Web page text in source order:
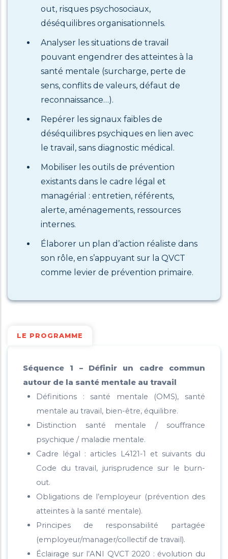
out, risques psychosociaux,
déséquilibres organisationnels.
Analyser les situations de travail
pouvant engendrer des atteintes à la
santé mentale (surcharge, perte de
sens, conflits de valeurs, défaut de
reconnaissance…).
Repérer les signaux faibles de
déséquilibres psychiques en lien avec
le travail, sans diagnostic médical.
Mobiliser les outils de prévention
existants dans le cadre légal et
managérial : entretien, référents,
alerte, aménagements, ressources
internes.
Élaborer un plan d’action réaliste dans
son rôle, en s’appuyant sur la QVCT
comme levier de prévention primaire.
LE PROGRAMME
Séquence 1 – Définir un cadre commun
autour de la santé mentale au travail
Définitions : santé mentale (OMS), santé
mentale au travail, bien-être, équilibre.
Distinction santé mentale / souffrance
psychique / maladie mentale.
Cadre légal : articles L4121-1 et suivants du
Code du travail, jurisprudence sur le burn-
out.
Obligations de l’employeur (prévention des
atteintes à la santé mentale).
Principes de responsabilité partagée
(employeur/manager/collectif de travail).
Éclairage sur l’ANI QVCT 2020 : évolution du